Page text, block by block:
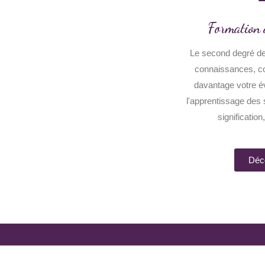
Le second degré
connaissances,
davantage votre
l'apprentissage des